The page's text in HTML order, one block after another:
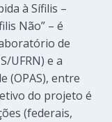
à Sífilis –
Não” – é
de
UFRN) e a
(OPAS), entre
do projeto é
(federais,